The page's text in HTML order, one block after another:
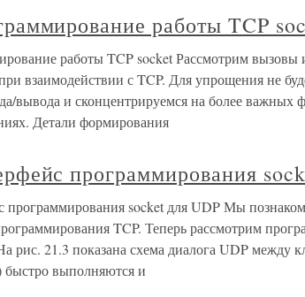
работы TCP
работы TCP socket Рассмотрим вызовы
взаимодействии с TCP. Для упрощения не
вывода и сконцентрируемся на более важных
Детали формирования
программирования
программирования socket для UDP Мы
TCP. Теперь рассмотрим
рис. 21.3 показана схема диалога UDP между
быстро выполняются и